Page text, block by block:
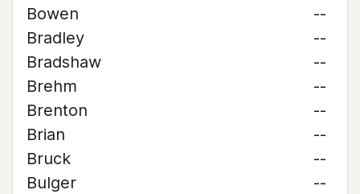
Bowen
--
Bradley
--
Bradshaw
--
Brehm
--
Brenton
--
Brian
--
Bruck
--
Bulger
--